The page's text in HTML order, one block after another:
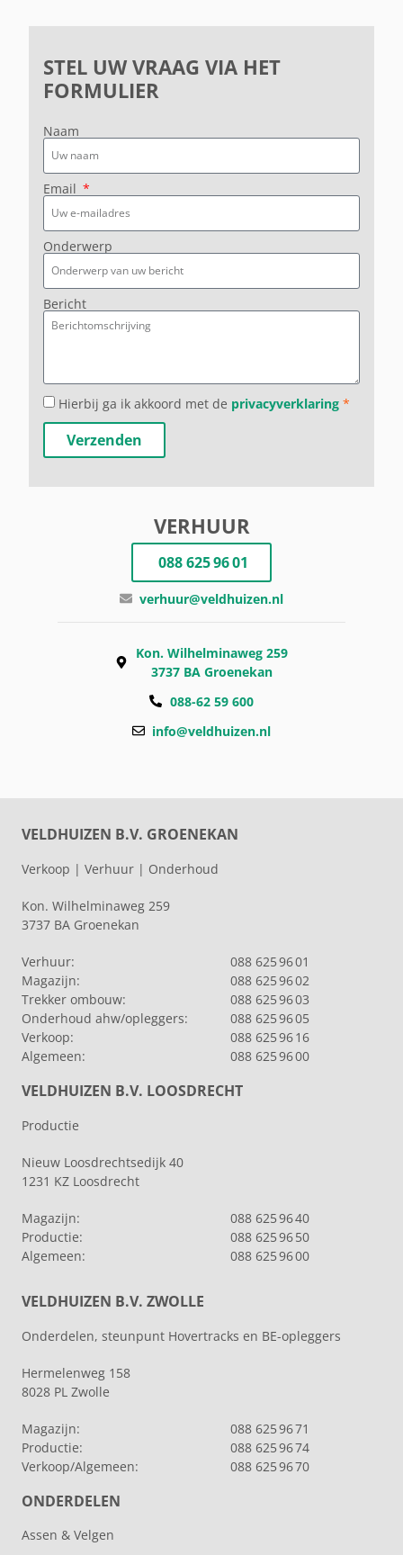
STEL UW VRAAG VIA HET
FORMULIER
Naam
Email
Onderwerp
Bericht
Hierbij ga ik akkoord met de privacyverklaring *
Verzenden
VERHUUR
088 625 96 01
verhuur@veldhuizen.nl
Kon. Wilhelminaweg 259
3737 BA Groenekan
088-62 59 600
info@veldhuizen.nl
VELDHUIZEN B.V. GROENEKAN
Verkoop | Verhuur | Onderhoud
Kon. Wilhelminaweg 259
3737 BA Groenekan
Verhuur:
088 625 96 01
Magazijn:
088 625 96 02
Trekker ombouw:
088 625 96 03
Onderhoud ahw/opleggers:
088 625 96 05
Verkoop:
088 625 96 16
Algemeen:
088 625 96 00
VELDHUIZEN B.V. LOOSDRECHT
Productie
Nieuw Loosdrechtsedijk 40
1231 KZ Loosdrecht
Magazijn:
088 625 96 40
Productie:
088 625 96 50
Algemeen:
088 625 96 00
VELDHUIZEN B.V. ZWOLLE
Onderdelen, steunpunt Hovertracks en BE-opleggers
Hermelenweg 158
8028 PL Zwolle
Magazijn:
088 625 96 71
Productie:
088 625 96 74
Verkoop/Algemeen:
088 625 96 70
ONDERDELEN
Assen & Velgen